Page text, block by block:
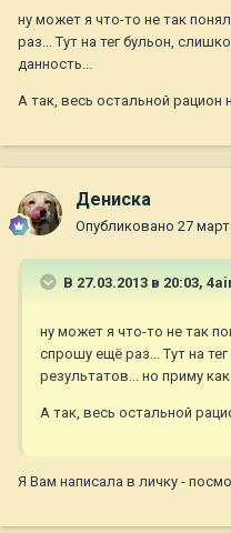
ну может я что-то не так
раз... Тут на тег бульон,
данность...
А так, весь остальной рацион
Дениска
Опубликовано 27
В 27.03.2013 в 20:03,
ну может я что-то не так
спрошу ещё раз... Тут на
результатов... но приму
А так, весь остальной
Я Вам написала в личку -